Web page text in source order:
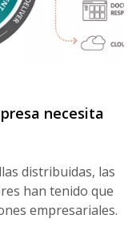
necesita
distribuidas, las
han tenido que
empresariales.